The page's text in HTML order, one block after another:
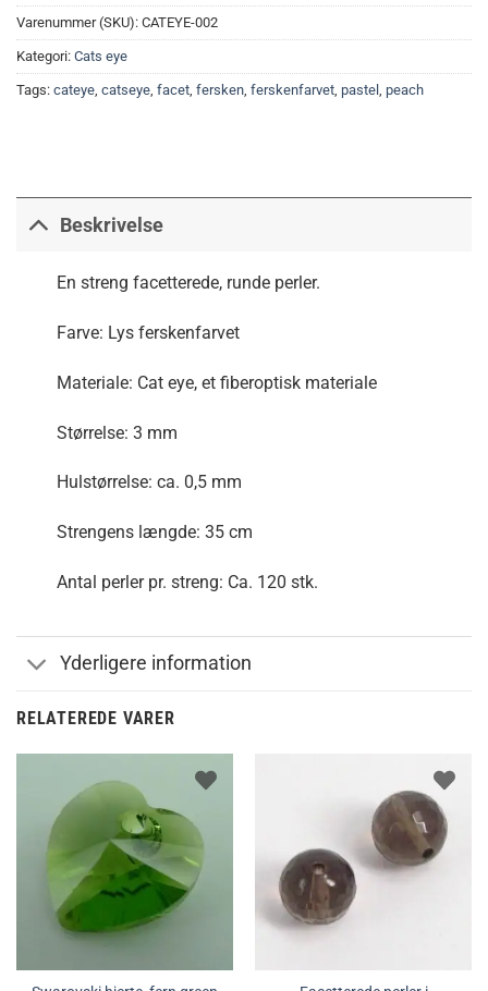
Varenummer (SKU): CATEYE-002
Kategori: Cats eye
Tags: cateye, catseye, facet, fersken, ferskenfarvet, pastel , peach
Beskrivelse
En streng facetterede, runde perler.
Farve: Lys ferskenfarvet
Materiale: Cat eye, et fiberoptisk materiale
Størrelse: 3 mm
Hulstørrelse: ca. 0,5 mm
Strengens længde: 35 cm
Antal perler pr. streng: Ca. 120 stk.
Yderligere information
RELATEREDE VARER